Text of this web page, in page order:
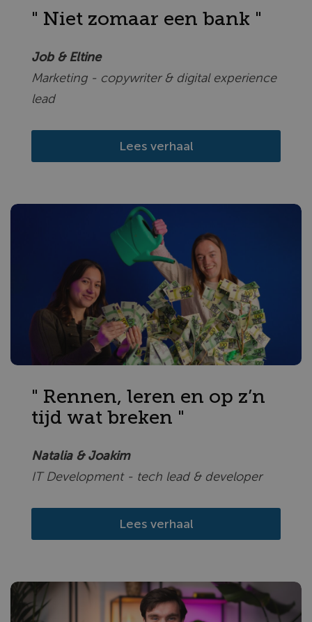
" Niet zomaar een bank "
Job & Eltine
Marketing - copywriter & digital experience
lead
Lees verhaal
" Rennen, leren en op z’n
tijd wat breken "
Natalia & Joakim
IT Development - tech lead & developer
Lees verhaal